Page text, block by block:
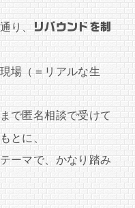
り、 リバウンドを制
場（＝リアルな生
で匿名相談で受けて
とに、
ーマで、かなり踏み